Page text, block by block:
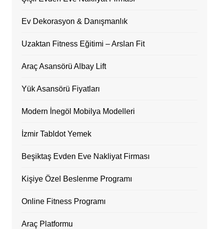
Ev Dekorasyon & Danışmanlık
Uzaktan Fitness Eğitimi – Arslan Fit
Araç Asansörü Albay Lift
Yük Asansörü Fiyatları
Modern İnegöl Mobilya Modelleri
İzmir Tabldot Yemek
Beşiktaş Evden Eve Nakliyat Firması
Kişiye Özel Beslenme Programı
Online Fitness Programı
Araç Platformu